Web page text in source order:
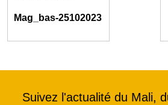
Mag_bas-25102023
Suivez l'actualité du Mali,